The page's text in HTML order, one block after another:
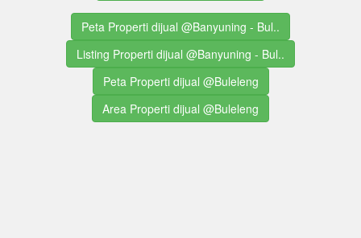
Peta Properti dijual @Banyuning - Bul..
Listing Properti dijual @Banyuning - Bul..
Peta Properti dijual @Buleleng
Area Properti dijual @Buleleng